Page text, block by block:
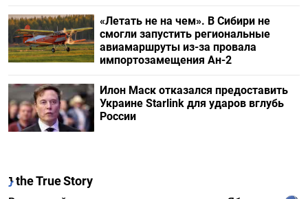
«Летать не на чем». В Сибири не
смогли запустить региональные
авиамаршруты из-за провала
импортозамещения Ан-2
Илон Маск отказался предоставить
Украине Starlink для ударов вглубь
России